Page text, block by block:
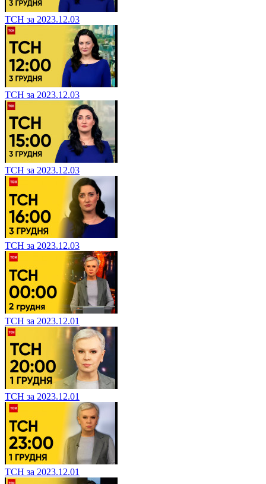
ТСН за 2023.12.03
ТСН за 2023.12.03
ТСН за 2023.12.03
ТСН за 2023.12.03
ТСН за 2023.12.01
ТСН за 2023.12.01
ТСН за 2023.12.01